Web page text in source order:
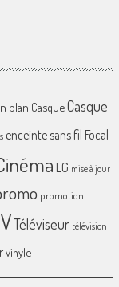
plan CasqueCasque
enceinte sans fil Focal
LG mise à jour
promotion
Téléviseur télévision
vinyle